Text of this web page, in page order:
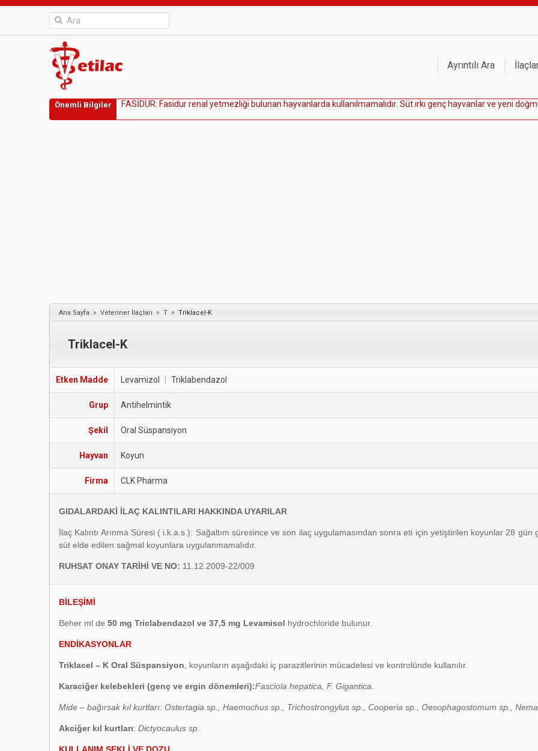
Ayrıntılı Ara
Önemli Bilgiler FASİDUR: Fasidurrena yetmez iği bu unan hayvan arda ku anı mama ıdır Sütırkı genç hayvan arve yeni doğm
Ana Sayfa » Veteriner İlaçları » T » Triklacel-K
Triklacel-K
Etken Madde Levamizol Triklabendazol
Grup Antihelmintik
Şekil Oral Süspansiyon
Hayvan Koyun
Firma CLK Pharma
GIDALARDAKİ İLAÇ KALINTILARI HAKKINDA UYARILAR
İlaç Kalıntı Arınma Süresi ( i.k.a.s.): Sağaltım süresince ve son ilaç uygulamasından sonra eti için yetiştirilen koyunlar 28
süt elde edilen sağmal koyunlara uygulanmamalıdır.
RUHSAT ONAY TARİHİ VE NO: 11.12.2009-22/009
BİLEŞİMİ
Beher ml de 50 mg Triclabendazol ve 37,5 mg Levamisol hydrochloride bulunur.
ENDİKASYONLAR
Triklacel – K Oral Süspansiyon , koyunların aşağıdaki iç parazitlerinin mücadelesi ve kontrolünde kullanılır.
Karaciğer kelebekleri (genç ve ergin dönemleri):Fasciola hepatica, F. Gigantica.
Mide – bağırsak kıl kurtları: Ostertagia sp., Haemochus sp., Trichostrongylus sp., Cooperia sp., Oesophagostomum sp.,
Akciğer kıl kurtları: Dictyocaulus sp.